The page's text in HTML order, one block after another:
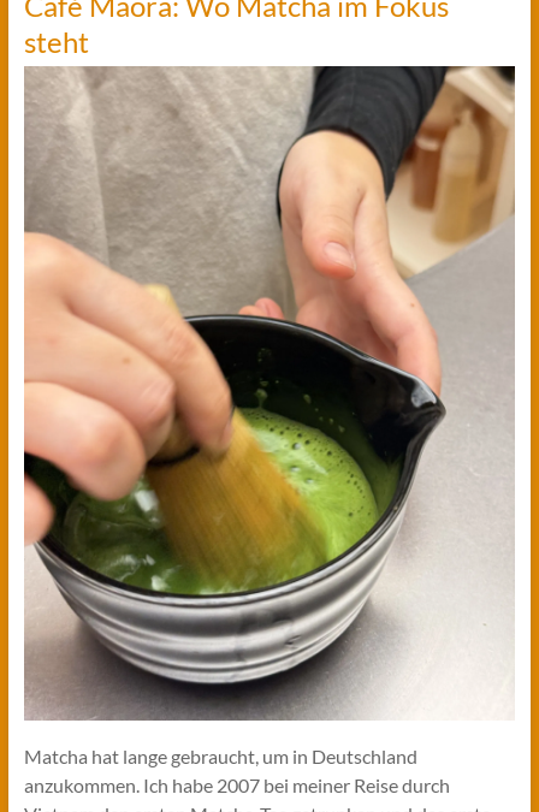
steht
Matcha hat lange gebraucht, um in Deutschland
anzukommen. Ich habe 2007 bei meiner Reise durch